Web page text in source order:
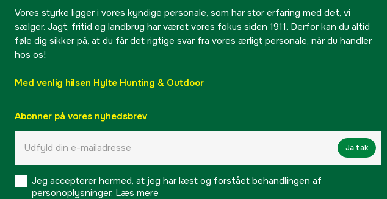
Vores styrke ligger i vores kyndige personale, som har stor erfaring med det, vi
sælger. Jagt, fritid og landbrug har været vores fokus siden 1911. Derfor kan du altid
føle dig sikker på, at du får det rigtige svar fra vores ærligt personale, når du handler
hos os!
Med venlig hilsen Hylte Hunting & Outdoor
Abonner på vores nyhedsbrev
Ja tak
Jeg accepterer hermed, at jeg har læst og forstået behandlingen af ​​
personoplysninger. Læs mere